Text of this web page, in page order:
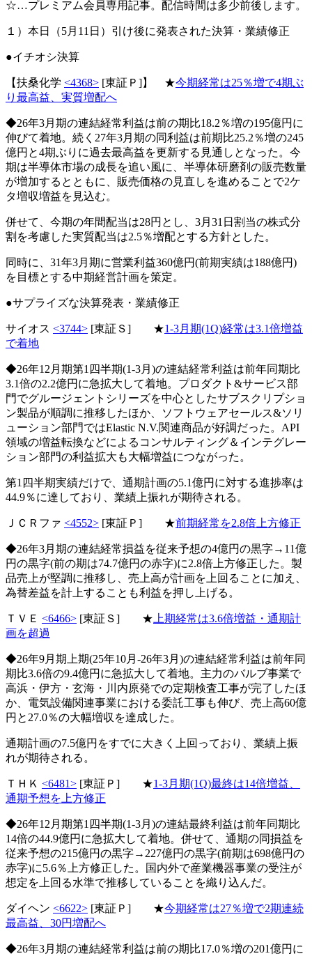
☆…プレミアム会員専用記事。配信時間は多少前後します。
１）本日（5月11日）引け後に発表された決算・業績修正
●イチオシ決算
【扶桑化学 <4368> [東証Ｐ]】 ★今期経常は25％増で4期ぶ
り最高益、実質増配へ
◆26年3月期の連結経常利益は前の期比18.2％増の195億円に
伸びて着地。続く27年3月期の同利益は前期比25.2％増の245
億円と4期ぶりに過去最高益を更新する見通しとなった。今
期は半導体市場の成長を追い風に、半導体研磨剤の販売数量
が増加するとともに、販売価格の見直しを進めることで2ケ
タ増収増益を見込む。
併せて、今期の年間配当は28円とし、3月31日割当の株式分
割を考慮した実質配当は2.5％増配とする方針とした。
同時に、31年3月期に営業利益360億円(前期実績は188億円)
を目標とする中期経営計画を策定。
●サプライズな決算発表・業績修正
サイオス <3744> [東証Ｓ] ★1-3月期(1Q)経常は3.1倍増益
で着地
◆26年12月期第1四半期(1-3月)の連結経常利益は前年同期比
3.1倍の2.2億円に急拡大して着地。プロダクト&サービス部
門でグルージェントシリーズを中心としたサブスクリプショ
ン製品が順調に推移したほか、ソフトウェアセールス&ソリ
ューション部門ではElastic N.V.関連商品が好調だった。API
領域の増益転換などによるコンサルティング＆インテグレー
ション部門の利益拡大も大幅増益につながった。
第1四半期実績だけで、通期計画の5.1億円に対する進捗率は
44.9％に達しており、業績上振れが期待される。
ＪＣＲファ <4552> [東証Ｐ] ★前期経常を2.8倍上方修正
◆26年3月期の連結経常損益を従来予想の4億円の黒字→11億
円の黒字(前の期は74.7億円の赤字)に2.8倍上方修正した。製
品売上が堅調に推移し、売上高が計画を上回ることに加え、
為替差益を計上することも利益を押し上げる。
ＴＶＥ <6466> [東証Ｓ] ★ 上期経常は3.6倍増益・通期計
画を超過
◆26年9月期上期(25年10月-26年3月)の連結経常利益は前年同
期比3.6倍の9.4億円に急拡大して着地。主力のバルブ事業で
高浜・伊方・玄海・川内原発での定期検査工事が完了したほ
か、電気設備関連事業における委託工事も伸び、売上高60億
円と27.0％の大幅増収を達成した。
通期計画の7.5億円をすでに大きく上回っており、業績上振
れが期待される。
ＴＨＫ <6481> [東証Ｐ] ★1-3月期(1Q)最終は14倍増益、
通期予想を上方修正
◆26年12月期第1四半期(1-3月)の連結最終利益は前年同期比
14倍の44.9億円に急拡大して着地。併せて、通期の同損益を
従来予想の215億円の黒字→227億円の黒字(前期は698億円の
赤字)に5.6％上方修正した。国内外で産業機器事業の受注が
想定を上回る水準で推移していることを織り込んだ。
ダイヘン <6622> [東証Ｐ] ★今期経常は27％増で2期連続
最高益、30円増配へ
◆26年3月期の連結経常利益は前の期比17.0％増の201億円に